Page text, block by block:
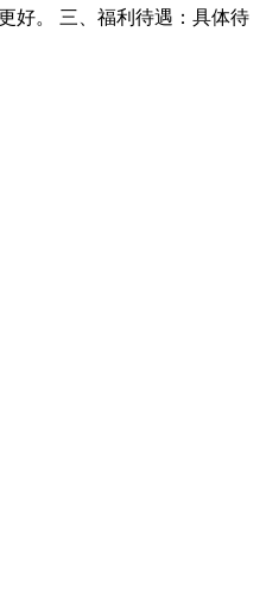
好。 三、福利待遇：具体待